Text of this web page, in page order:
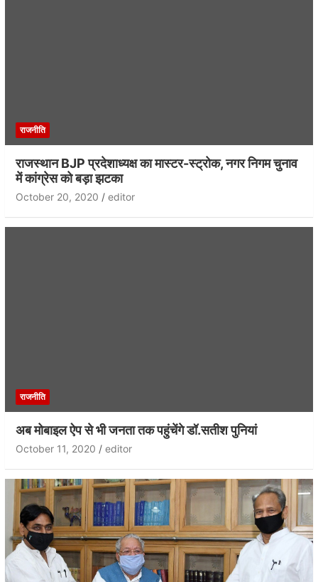
राजनीति
राजस्थान BJP प्रदेशाध्यक्ष का मास्टर-स्ट्रोक, नगर निगम चुनाव
में कांग्रेस को बड़ा झटका
October 20, 2020 editor
राजनीति
अब मोबाइल ऐप से भी जनता तक पहुंचेंगे डॉ.सतीश पुनियां
October 11, 2020 editor